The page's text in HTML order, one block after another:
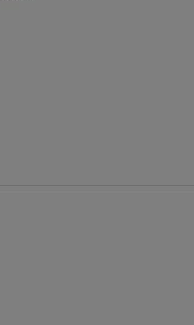
maszyn rolniczych.